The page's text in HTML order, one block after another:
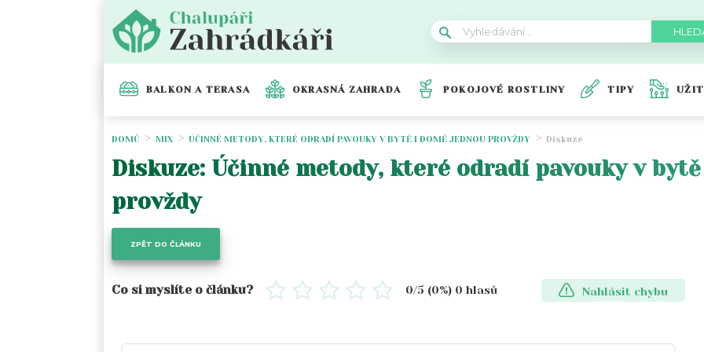
BALKON A TERASA OKRASNÁ ZAHRADA POKOJOVÉ ROSTLINY TIPY
DOMŮ MIX ÚČINNÉ METODY, KTERÉ ODRADÍ PAVOUKY V BYTĚ I DOMĚ JEDNOU PROVŽDY Diskuze
Diskuze: Účinné metody, které odradí pavouky v
provždy
ZPĚT DO ČLÁNKU
Co si myslíte o článku? 0/5 (0%) 0 hlasů Nahlásit chybu